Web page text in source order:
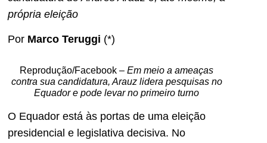
própria eleição
Por Marco Teruggi (*)
Reprodução/Facebook – Em meio a ameaças
contra sua candidatura, Arauz lidera pesquisas no
Equador e pode levar no primeiro turno
O Equador está às portas de uma eleição
presidencial e legislativa decisiva. No